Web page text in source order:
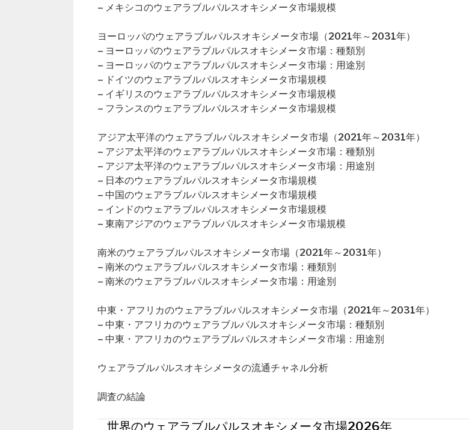
– メキシコのウェアラブルパルスオキシメータ市場規模
ヨーロッパのウェアラブルパルスオキシメータ市場（2021年～2031年）
– ヨーロッパのウェアラブルパルスオキシメータ市場：種類別
– ヨーロッパのウェアラブルパルスオキシメータ市場：用途別
– ドイツのウェアラブルパルスオキシメータ市場規模
– イギリスのウェアラブルパルスオキシメータ市場規模
– フランスのウェアラブルパルスオキシメータ市場規模
アジア太平洋のウェアラブルパルスオキシメータ市場（2021年～2031年）
– アジア太平洋のウェアラブルパルスオキシメータ市場：種類別
– アジア太平洋のウェアラブルパルスオキシメータ市場：用途別
– 日本のウェアラブルパルスオキシメータ市場規模
– 中国のウェアラブルパルスオキシメータ市場規模
– インドのウェアラブルパルスオキシメータ市場規模
– 東南アジアのウェアラブルパルスオキシメータ市場規模
南米のウェアラブルパルスオキシメータ市場（2021年～2031年）
– 南米のウェアラブルパルスオキシメータ市場：種類別
– 南米のウェアラブルパルスオキシメータ市場：用途別
中東・アフリカのウェアラブルパルスオキシメータ市場（2021年～2031年）
– 中東・アフリカのウェアラブルパルスオキシメータ市場：種類別
– 中東・アフリカのウェアラブルパルスオキシメータ市場：用途別
ウェアラブルパルスオキシメータの流通チャネル分析
調査の結論
世界のウェアラブルパルスオキシメータ市場2026年